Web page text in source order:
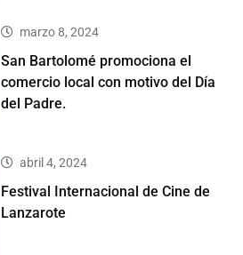
marzo 8, 2024
San Bartolomé promociona el
comercio local con motivo del Día
del Padre.
abril 4, 2024
Festival Internacional de Cine de
Lanzarote